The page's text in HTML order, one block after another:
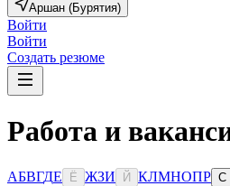
Аршан (Бурятия)
Войти
Войти
Создать резюме
Работа и
АБВГДЕ Ё ЖЗИ Й КЛМНОПР С